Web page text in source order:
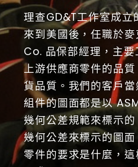
理查GD&T工作室成立
來到美國後，任職於
Co. 品保部經理，主
上游供應商零件的品
貨品質。我們的客戶
組件的圖面都是以
幾何公差規範來標示
幾何公差來標示的圖
零件的要求是什麼，